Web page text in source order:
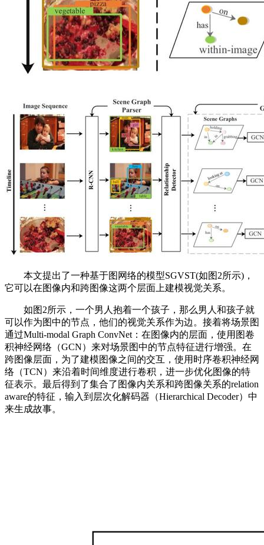
本文提出了一种基于图网络的模型SGVST(如图2所示)，
它可以在图像内和跨图像这两个层面上建模视觉关系。
如图2所示，一个男人抱着一个孩子，那么男人和孩子就
可以作为图中的节点，他们的视觉关系作为边。接着将场景图
通过Multi-modal Graph ConvNet：在图像内的层面，使用图卷
积神经网络（GCN）来对场景图中的节点特征进行增强。在
跨图像层面，为了建模图像之间的交互，使用时序卷积神经网
络（TCN）来沿着时间维度进行卷积，进一步优化图像的特
征表示。最后得到了集合了图像内关系和跨图像关系的relation
aware的特征，输入到层次化解码器（Hierarchical Decoder）中
来生成故事。